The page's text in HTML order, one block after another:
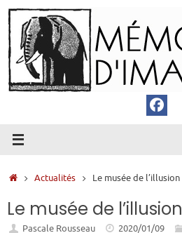
Passer
au
contenu
Accueil
Actualités Le musée de l’illusion
Le musée de l’illusion
Pascale Rousseau 2020/01/09